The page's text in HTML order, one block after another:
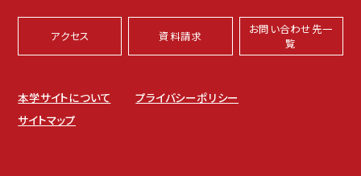
アクセス 資料請求
お問い合わせ先一
覧
本学サイトについて
プライバシーポリシー
サイトマップ